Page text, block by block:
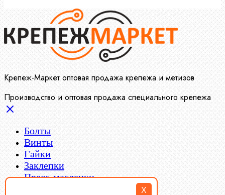
X
Крепеж-Маркет оптовая продажа крепежа и метизов
Производство и оптовая продажа специального крепежа
Болты
Винты
Гайки
Заклепки
Пресс-масленки